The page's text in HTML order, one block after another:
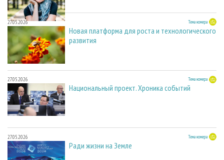
27.05.2026 Тема номера
Новая платформа для роста и технологического
развития
27.05.2026 Тема номера
Национальный проект. Хроника событий
27.05.2026 Тема номера
Ради жизни на Земле